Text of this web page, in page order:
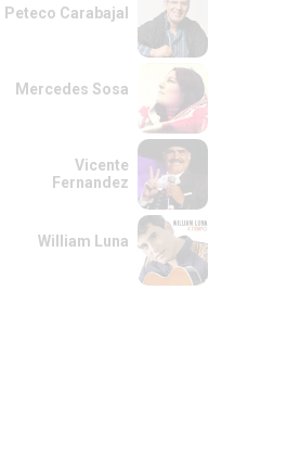
Peteco Carabajal
Mercedes Sosa
Vicente
Fernandez
William Luna